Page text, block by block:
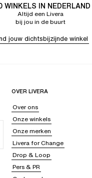
WINKELS IN NEDERLAND
Altijd een Livera
bij jou in de buurt
jouw dichtsbijzijnde winkel
OVER LIVERA
Over ons
Onze winkels
Onze merken
Livera for Change
Drop & Loop
Pers & PR